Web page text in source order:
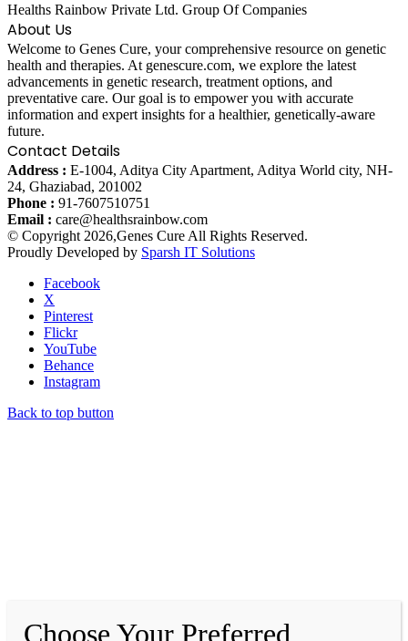
Healths Rainbow Private Ltd. Group Of Companies
About Us
Welcome to Genes Cure, your comprehensive resource on genetic
health and therapies. At genescure.com, we explore the latest
advancements in genetic research, treatment options, and
preventative care. Our goal is to empower you with accurate
information and expert insights for a healthier, genetically-aware
future.
Contact Details
Address : E-1004, Aditya City Apartment, Aditya World city, NH-
24, Ghaziabad, 201002
Phone : 91-7607510751
Email : care@healthsrainbow.com
© Copyright 2026,Genes Cure All Rights Reserved.
Proudly Developed by Sparsh IT Solutions
Facebook
X
Pinterest
Flickr
YouTube
Behance
Instagram
Back to top button
Choose Your Preferred